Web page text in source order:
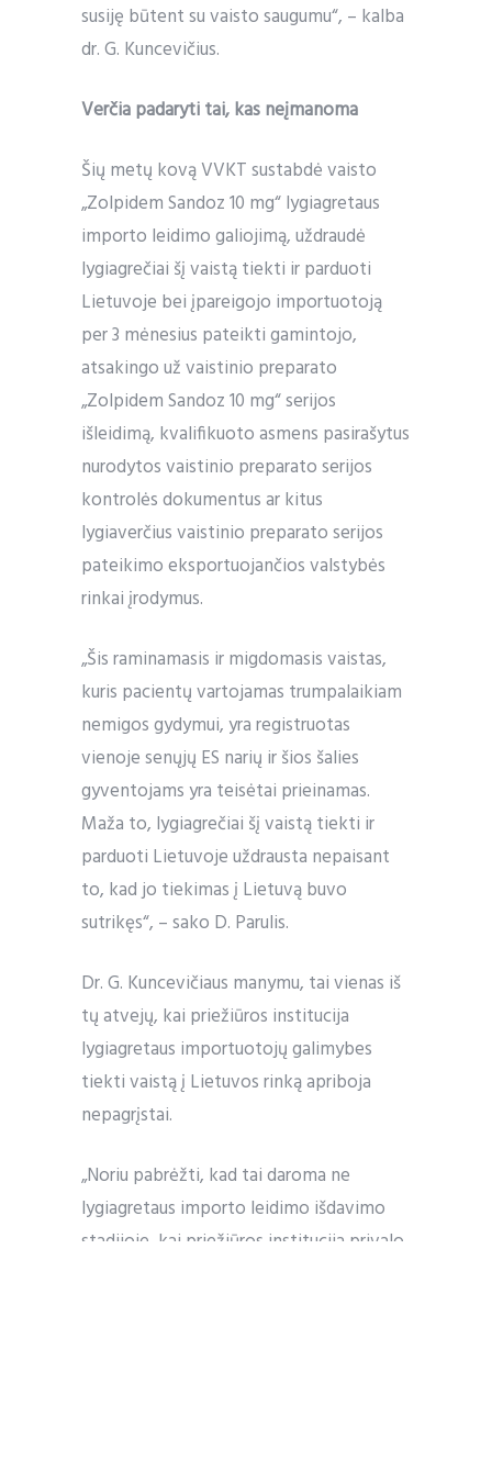
susiję būtent su vaisto saugumu“, – kalba
dr. G. Kuncevičius.
Verčia padaryti tai, kas neįmanoma
Šių metų kovą VVKT sustabdė vaisto
„Zolpidem Sandoz 10 mg“ lygiagretaus
importo leidimo galiojimą, uždraudė
lygiagrečiai šį vaistą tiekti ir parduoti
Lietuvoje bei įpareigojo importuotoją
per 3 mėnesius pateikti gamintojo,
atsakingo už vaistinio preparato
„Zolpidem Sandoz 10 mg“ serijos
išleidimą, kvalifikuoto asmens pasirašytus
nurodytos vaistinio preparato serijos
kontrolės dokumentus ar kitus
lygiaverčius vaistinio preparato serijos
pateikimo eksportuojančios valstybės
rinkai įrodymus.
„Šis raminamasis ir migdomasis vaistas,
kuris pacientų vartojamas trumpalaikiam
nemigos gydymui, yra registruotas
vienoje senųjų ES narių ir šios šalies
gyventojams yra teisėtai prieinamas.
Maža to, lygiagrečiai šį vaistą tiekti ir
parduoti Lietuvoje uždrausta nepaisant
to, kad jo tiekimas į Lietuvą buvo
sutrikęs“, – sako D. Parulis.
Dr. G. Kuncevičiaus manymu, tai vienas iš
tų atvejų, kai priežiūros institucija
lygiagretaus importuotojų galimybes
tiekti vaistą į Lietuvos rinką apriboja
nepagrįstai.
„Noriu pabrėžti, kad tai daroma ne
lygiagretaus importo leidimo išdavimo
stadijoje, kai priežiūros institucija privalo